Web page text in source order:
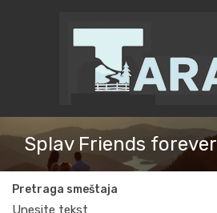
Splav Friends forever
Pretraga smeštaja